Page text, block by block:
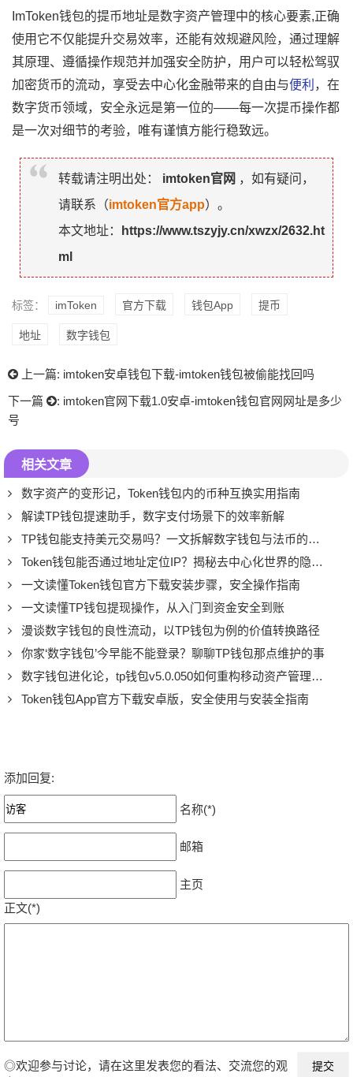
ImToken钱包的提币地址是数字资产管理中的核心要素,正确
使用它不仅能提升交易效率，还能有效规避风险，通过理解
其原理、遵循操作规范并加强安全防护，用户可以轻松驾驭
加密货币的流动，享受去中心化金融带来的自由与便利 ，在
数字货币领域，安全永远是第一位的——每一次提币操作都
是一次对细节的考验，唯有谨慎方能行稳致远。
转载请注明出处： imtoken官网 ，如有疑问，
请联系（imtoken官方app）。
本文地址：
https://www.tszyjy.cn/xwzx/2632.ht
ml
标签： imToken 官方下载 钱包App 提币
地址 数字钱包
上一篇: imtoken安卓钱包下载-imtoken钱包被偷能找回吗
下一篇
: imtoken官网下载1.0安卓-imtoken钱包官网网址是多少
号
相关文章
数字资产的变形记，Token钱包内的币种互换实用指南
解读TP钱包提速助手，数字支付场景下的效率新解
TP钱包能支持美元交易吗？一文拆解数字钱包与法币的边界
Token钱包能否通过地址定位IP？揭秘去中心化世界的隐私真相
一文读懂Token钱包官方下载安装步骤，安全操作指南
一文读懂TP钱包提现操作，从入门到资金安全到账
漫谈数字钱包的良性流动，以TP钱包为例的价值转换路径
你家‘数字钱包’今早能不能登录？聊聊TP钱包那点维护的事
数字钱包进化论，tp钱包v5.0.050如何重构移动资产管理体验
Token钱包App官方下载安卓版，安全使用与安装全指南
添加回复:
名称(*)
邮箱
主页
正文(*)
◎欢迎参与讨论，请在这里发表您的看法、交流您的观